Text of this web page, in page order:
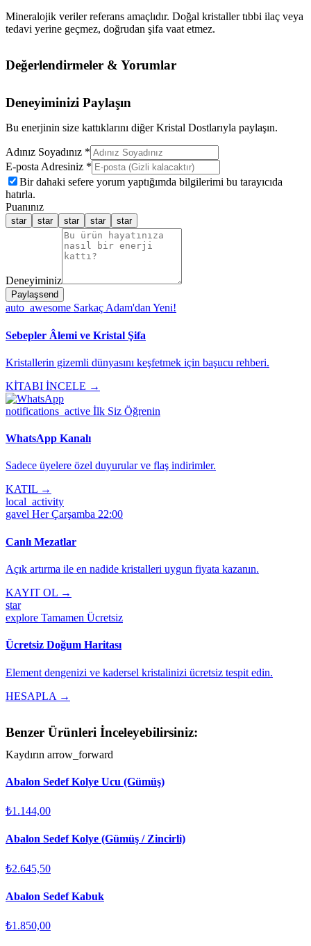
Mineralojik veriler referans amaçlıdır. Doğal kristaller tıbbi ilaç veya
tedavi yerine geçmez, doğrudan şifa vaat etmez.
Değerlendirmeler & Yorumlar
Deneyiminizi Paylaşın
Bu enerjinin size kattıklarını diğer Kristal Dostlarıyla paylaşın.
Adınız Soyadınız *
E-posta Adresiniz *
Bir dahaki sefere yorum yaptığımda bilgilerimi bu tarayıcıda
hatırla.
Puanınız
star star star star star
Deneyiminiz
Paylaşsend
auto_awesome Sarkaç Adam'dan Yeni!
Sebepler Âlemi ve Kristal Şifa
Kristallerin gizemli dünyasını keşfetmek için başucu rehberi.
KİTABI İNCELE →
notifications_active İlk Siz Öğrenin
WhatsApp Kanalı
Sadece üyelere özel duyurular ve flaş indirimler.
KATIL →
local_activity
gavel Her Çarşamba 22:00
Canlı Mezatlar
Açık artırma ile en nadide kristalleri uygun fiyata kazanın.
KAYIT OL →
star
explore Tamamen Ücretsiz
Ücretsiz Doğum Haritası
Element dengenizi ve kadersel kristalinizi ücretsiz tespit edin.
HESAPLA →
Benzer Ürünleri İnceleyebilirsiniz:
Kaydırın arrow_forward
Abalon Sedef Kolye Ucu (Gümüş)
₺1.144,00
Abalon Sedef Kolye (Gümüş / Zincirli)
₺2.645,50
Abalon Sedef Kabuk
₺1.850,00